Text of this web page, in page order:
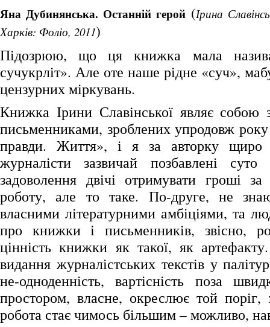
Яна Дубинянська. Останній герой (Ірина
Харків: Фоліо, 2011)
Підозрюю, що ця книжка мала
сучукрліт». Але оте наше рідне «суч»,
цензурних міркувань.
Книжка Ірини Славінської являє собою
письменниками, зроблених упродовж року
правди. Життя», і я за авторку щиро
журналісти зазвичай позбавлені суто
задоволення двічі отримувати гроші
роботу, але то таке. По-друге, не
власними літературними амбіціями, та
про книжки і письменників, звісно,
цінність книжки як такої, як
видання журналістських текстів у
не-одноденність, вартісність поза
простором, власне, окреслює той
робота стає чимось більшим – можливо,